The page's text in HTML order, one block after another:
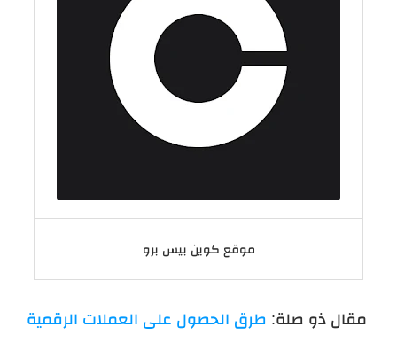
موقع كوين‌ بيس برو
مقال ذو صلة: طرق الحصول على العملات الرقمية